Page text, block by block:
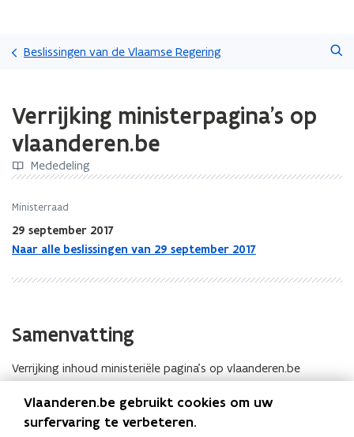
en
naar
gaan
Beslissingen van de Vlaamse Regering
met
laden.
bevindt
zich
Verrijking
ministerpagina's
op
vlaanderen.be
Verrijking ministerpagina's op
vlaanderen.be
Mededeling
Ministerraad
29 september 2017
Naar alle beslissingen van 29 september 2017
Samenvatting
Verrijking inhoud ministeriële pagina’s op vlaanderen.be
Geen documenten beschikbaar
Vlaanderen.be gebruikt cookies om uw
surfervaring te verbeteren.